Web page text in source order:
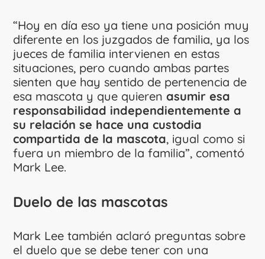
“Hoy en día eso ya tiene una posición muy
diferente en los juzgados de familia, ya los
jueces de familia intervienen en estas
situaciones, pero cuando ambas partes
sienten que hay sentido de pertenencia de
esa mascota y que quieren asumir esa
responsabilidad independientemente a
su relación se hace una custodia
compartida de la mascota, igual como si
fuera un miembro de la familia”, comentó
Mark Lee.
Duelo de las mascotas
Mark Lee también aclaró preguntas sobre
el duelo que se debe tener con una